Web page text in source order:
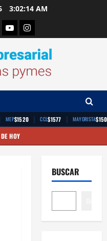
3:02:15 AM
YoutubeInstagram
MEP$1520 | CCL$1577 | MAYORISTA
HOY
BUSCAR